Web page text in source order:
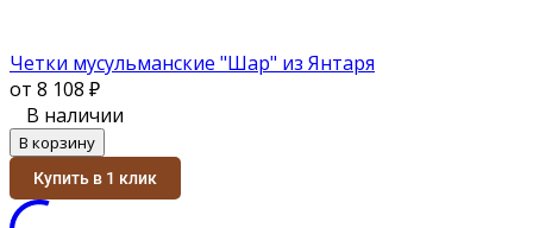
Четки мусульманские "Шар" из Янтаря
от 8 108 ₽
В наличии
В корзину
Купить в 1 клик